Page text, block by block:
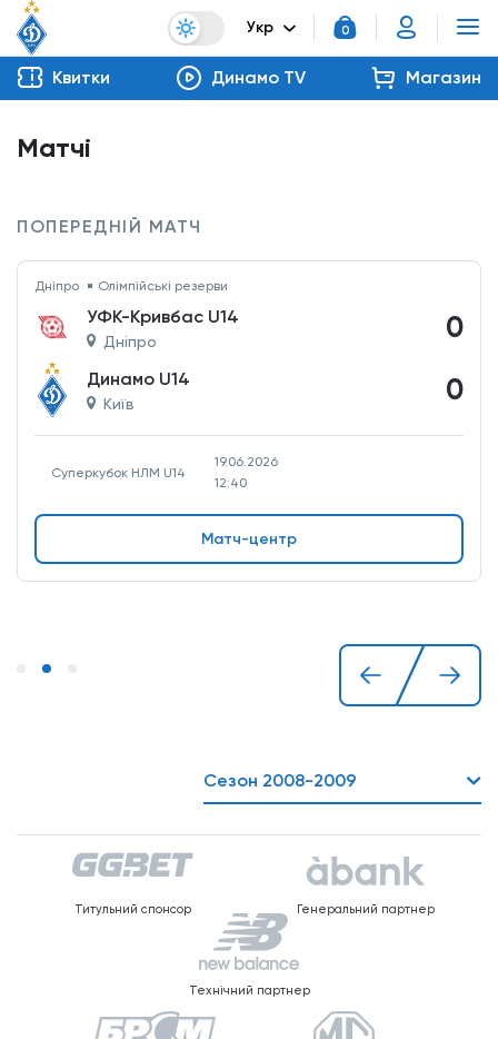
Укр 0
Квитки Динамо TV Магазин
Матчі
ПОПЕРЕДНІЙ МАТЧ
Дніпро Олімпійські резерви
УФК-Кривбас U14
Дніпро 0
Динамо U14
Київ 0
Суперкубок НЛМ U14
19.06.2026
12:40
Матч-центр
Сезон 2008-2009
Титульний спонсор Генеральний партнер
Технічний партнер